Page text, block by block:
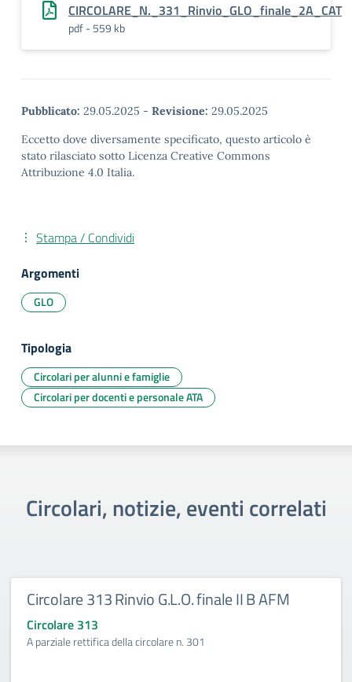
CIRCOLARE_N._331_Rinvio_GLO_finale_2A_CAT
pdf - 559 kb
Pubblicato: 29.05.2025 - Revisione: 29.05.2025
Eccetto dove diversamente specificato, questo articolo è
stato rilasciato sotto Licenza Creative Commons
Attribuzione 4.0 Italia.
Stampa / Condividi
Argomenti
GLO
Tipologia
Circolari per alunni e famiglie
Circolari per docenti e personale ATA
Circolari, notizie, eventi correlati
Circolare 313 Rinvio G.L.O. finale II B AFM
Circolare 313
A parziale rettifica della circolare n. 301